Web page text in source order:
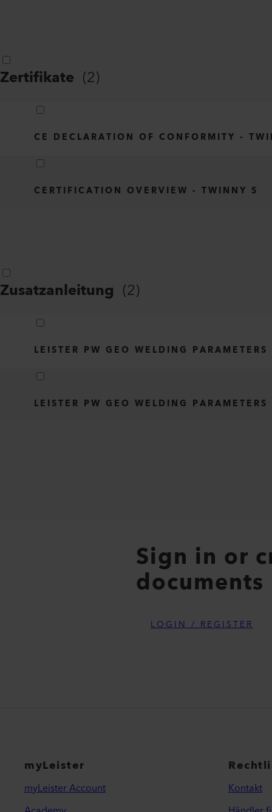
Zertifikate (2)
CE DECLARATION OF CONFORMITY -
CERTIFICATION OVERVIEW - TWINNY S
Zusatzanleitung (2)
LEISTER PW GEO WELDING
LEISTER PW GEO WELDING
Sign in or
documents
LOGIN / REGISTER
myLeister
myLeister Account
Kontakt